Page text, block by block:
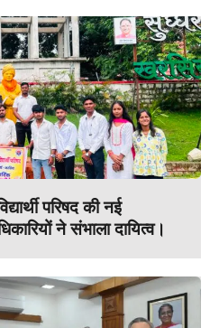
परिषद की नई
ने संभाला दायित्व।